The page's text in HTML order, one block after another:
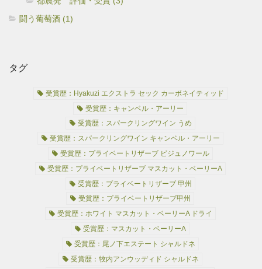
闘う葡萄酒 (1)
タグ
受賞歴：Hyakuzi エクストラ セック カーボネイティッド
受賞歴：キャンベル・アーリー
受賞歴：スパークリングワイン うめ
受賞歴：スパークリングワイン キャンベル・アーリー
受賞歴：プライベートリザーブ ビジュノワール
受賞歴：プライベートリザーブ マスカット・ベーリーA
受賞歴：プライベートリザーブ 甲州
受賞歴：プライベートリザーブ甲州
受賞歴：ホワイト マスカット・ベーリーA ドライ
受賞歴：マスカット・ベーリーA
受賞歴：尾ノ下エステート シャルドネ
受賞歴：牧内アンウッディド シャルドネ